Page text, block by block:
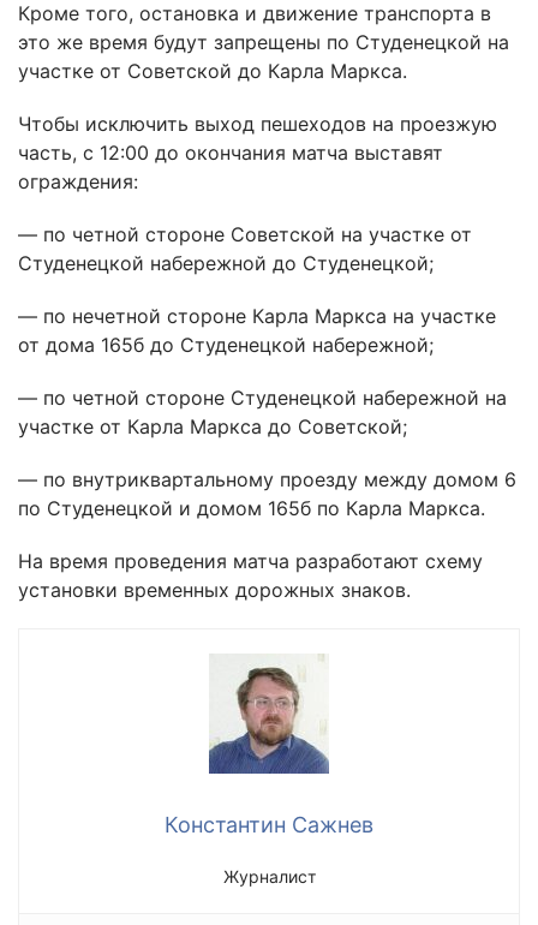
Кроме того, остановка и движение транспорта в
это же время будут запрещены по Студенецкой на
участке от Советской до Карла Маркса.
Чтобы исключить выход пешеходов на проезжую
часть, с 12:00 до окончания матча выставят
ограждения:
— по четной стороне Советской на участке от
Студенецкой набережной до Студенецкой;
— по нечетной стороне Карла Маркса на участке
от дома 165б до Студенецкой набережной;
— по четной стороне Студенецкой набережной на
участке от Карла Маркса до Советской;
— по внутриквартальному проезду между домом 6
по Студенецкой и домом 165б по Карла Маркса.
На время проведения матча разработают схему
установки временных дорожных знаков.
Константин Сажнев
Журналист